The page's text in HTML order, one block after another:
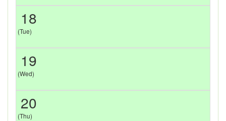
18
(Tue)
19
(Wed)
20
(Thu)